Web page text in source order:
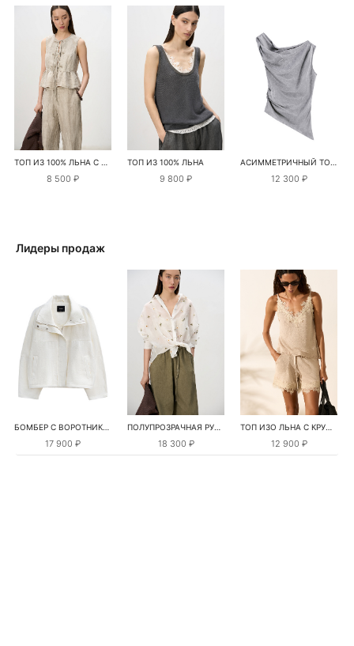
ТОП ИЗ 100% ЛЬНА С ЗАВЯЗКАМИ
8 500 ₽
ТОП ИЗ 100% ЛЬНА
9 800 ₽
АСИММЕТРИЧНЫЙ ТОП ИЗ КУПРЫ
12 300 ₽
Лидеры продаж
БОМБЕР С ВОРОТНИКОМ-СТОЙКОЙ
17 900 ₽
ПОЛУПРОЗРАЧНАЯ РУБАШКА С РОМАШКАМИ
18 300 ₽
ТОП ИЗО ЛЬНА С КРУЖЕВОМ
12 900 ₽